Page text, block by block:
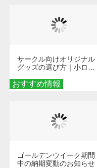
おすすめ情報
サークル向けオリジナル
グッズの選び方｜小ロッ
める秘訣
ゴールデンウイーク期間
中の納期変動のお知らせ